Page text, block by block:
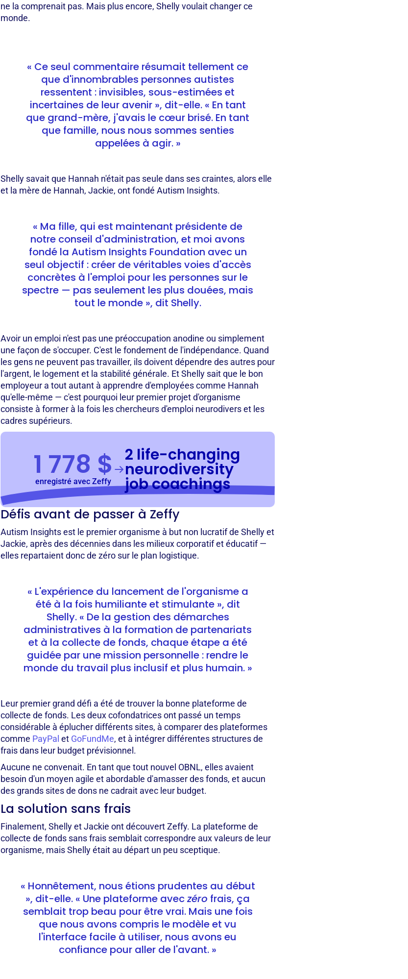
ne la comprenait pas. Mais plus encore, Shelly voulait changer ce
monde.
« Ce seul commentaire résumait tellement ce
que d'innombrables personnes autistes
ressentent : invisibles, sous-estimées et
incertaines de leur avenir », dit-elle. « En tant
que grand-mère, j'avais le cœur brisé. En tant
que famille, nous nous sommes senties
appelées à agir. »
Shelly savait que Hannah n'était pas seule dans ses craintes, alors elle
et la mère de Hannah, Jackie, ont fondé Autism Insights.
« Ma fille, qui est maintenant présidente de
notre conseil d'administration, et moi avons
fondé la Autism Insights Foundation avec un
seul objectif : créer de véritables voies d'accès
concrètes à l'emploi pour les personnes sur le
spectre — pas seulement les plus douées, mais
tout le monde », dit Shelly.
Avoir un emploi n'est pas une préoccupation anodine ou simplement
une façon de s'occuper. C'est le fondement de l'indépendance. Quand
les gens ne peuvent pas travailler, ils doivent dépendre des autres pour
l'argent, le logement et la stabilité générale. Et Shelly sait que le bon
employeur a tout autant à apprendre d'employées comme Hannah
qu'elle-même — c'est pourquoi leur premier projet d'organisme
consiste à former à la fois les chercheurs d'emploi neurodivers et les
cadres supérieurs.
1 778 $
enregistré avec Zeffy
2 life-changing
neurodiversity
job coachings
Défis avant de passer à Zeffy
Autism Insights est le premier organisme à but non lucratif de Shelly et
Jackie, après des décennies dans les milieux corporatif et éducatif —
elles repartaient donc de zéro sur le plan logistique.
« L'expérience du lancement de l'organisme a
été à la fois humiliante et stimulante », dit
Shelly. « De la gestion des démarches
administratives à la formation de partenariats
et à la collecte de fonds, chaque étape a été
guidée par une mission personnelle : rendre le
monde du travail plus inclusif et plus humain. »
Leur premier grand défi a été de trouver la bonne plateforme de
collecte de fonds. Les deux cofondatrices ont passé un temps
considérable à éplucher différents sites, à comparer des plateformes
comme PayPal et GoFundMe, et à intégrer différentes structures de
frais dans leur budget prévisionnel.
Aucune ne convenait. En tant que tout nouvel OBNL, elles avaient
besoin d'un moyen agile et abordable d'amasser des fonds, et aucun
des grands sites de dons ne cadrait avec leur budget.
La solution sans frais
Finalement, Shelly et Jackie ont découvert Zeffy. La plateforme de
collecte de fonds sans frais semblait correspondre aux valeurs de leur
organisme, mais Shelly était au départ un peu sceptique.
« Honnêtement, nous étions prudentes au début
», dit-elle. « Une plateforme aveczéro frais, ça
semblait trop beau pour être vrai. Mais une fois
que nous avons compris le modèle et vu
l'interface facile à utiliser, nous avons eu
confiance pour aller de l'avant. »